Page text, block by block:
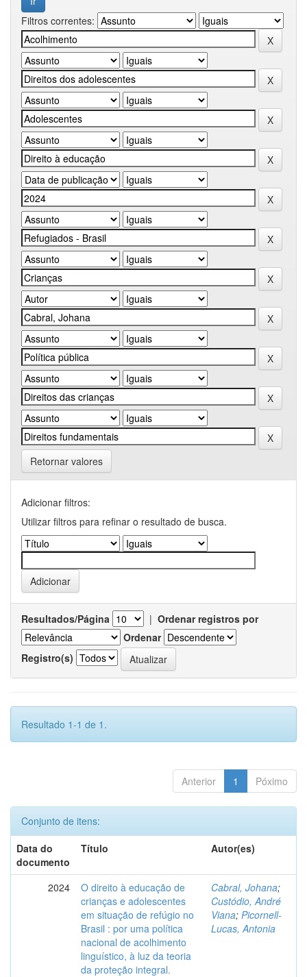
Filtros correntes:
Retornar valores
Adicionar filtros:
Utilizar filtros para refinar o resultado de busca.
Resultados/Página | Ordenar registros por
Ordenar
Registro(s)
Resultado 1-1 de 1.
Anterior 1 Póximo
Conjunto de itens:
Data do
documento
Título Autor(es)
2024
O direito à educação de
crianças e adolescentes
em situação de refúgio no
Brasil : por uma política
nacional de acolhimento
linguístico, à luz da teoria
da proteção integral.
Cabral, Johana;
Custódio, André
Viana; Picornell-
Lucas, Antonia